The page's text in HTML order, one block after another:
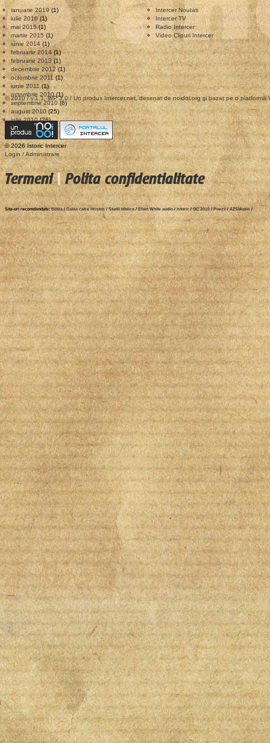
ianuarie 2019 (1)
iulie 2016 (1)
mai 2015(1)
martie 2015(1)
iunie 2014 (1)
februarie 2014 (1)
februarie 2013(1)
decembrie 2012 (1)
octombrie 2011(1)
iunie 2011(1)
octombrie 2010 (1)
septembrie 2010(6)
august 2010 (25)
iulie 2010(26)
Intercer Noutati
Intercer TV
Radio Intercer
Video Clipuri Intercer
© 2010 / v.1.1, WP 3.0 / Un produs Intercer.net , desenat denoidoi.org şi bazat pe o platformă
© 2026 Istoric Intercer
Login / Administrare
Termeni|Polita confidentialitate
Site-uri recomdandate:Biblia / Calea catre Hristos/ Studii biblice / Ellen White audio / Istoric / GC 2010 / Poezii / AZSMusic /